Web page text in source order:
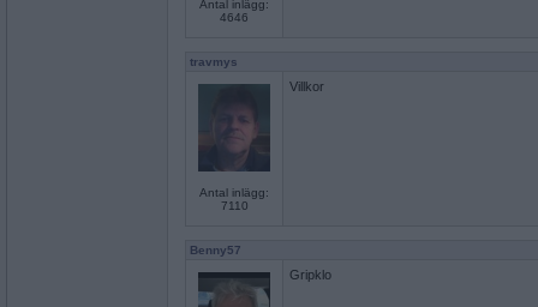
Antal inlägg:
4646
travmys
Antal inlägg:
7110
Villkor
Benny57
Gripklo